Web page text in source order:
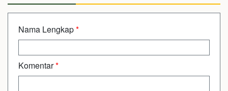
Nama Lengkap*
Komentar*